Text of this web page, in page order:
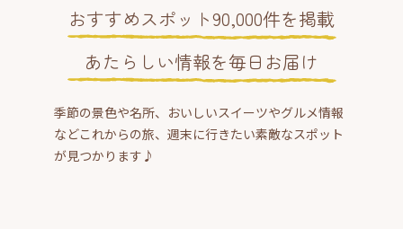
おすすめスポット90,000件を掲載
あたらしい情報を毎日お届け
季節の景色や名所、おいしいスイーツやグルメ情報
などこれからの旅、週末に行きたい素敵なスポット
が見つかります♪